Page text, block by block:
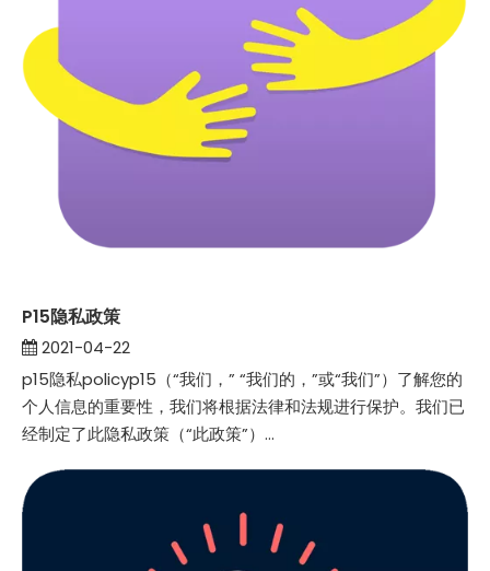
P15隐私政策
2021-04-22
p15隐私policyp15（“我们，” “我们的，”或“我们”）了解您的
个人信息的重要性，我们将根据法律和法规进行保护。我们已
经制定了此隐私政策（“此政策”）...